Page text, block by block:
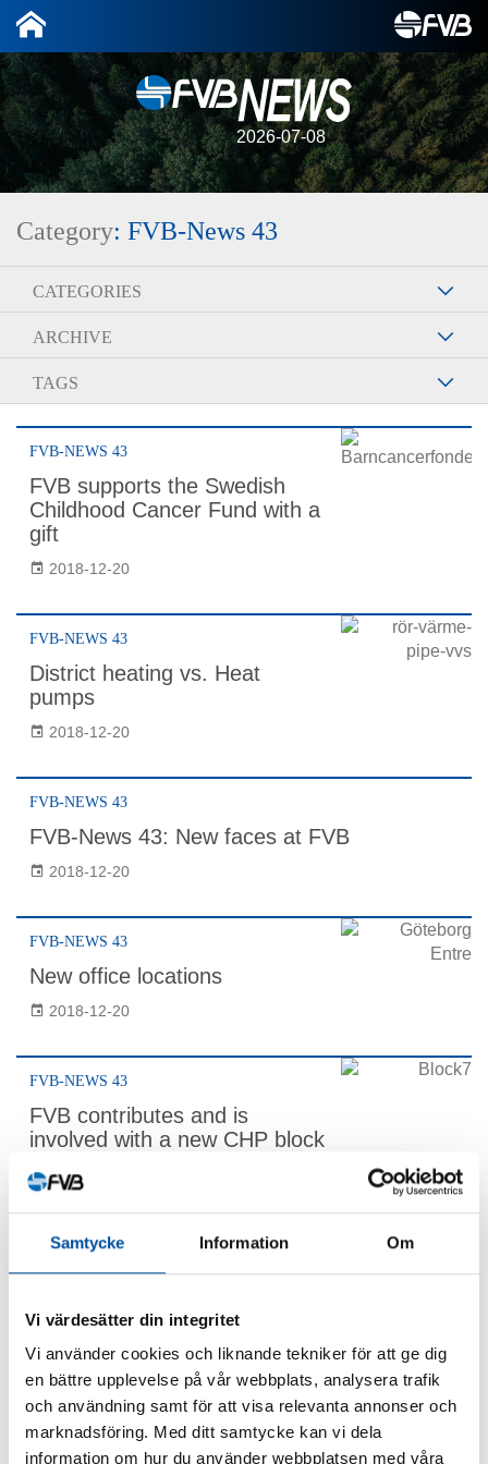
Samtycke Information Om
Vi värdesätter din integritet
Vi använder cookies och liknande tekniker för att ge dig
en bättre upplevelse på vår webbplats, analysera trafik
och användning samt för att visa relevanta annonser och
marknadsföring. Med ditt samtycke kan vi dela
information om hur du använder webbplatsen med våra
2026-07-08
Category: FVB-News 43
CATEGORIES
ARCHIVE
TAGS
FVB-NEWS 43
FVB supports the Swedish
Childhood Cancer Fund with a
gift
2018-12-20
FVB-NEWS 43
District heating vs. Heat
pumps
2018-12-20
FVB-NEWS 43
FVB-News 43: New faces at FVB
2018-12-20
FVB-NEWS 43
New office locations
2018-12-20
FVB-NEWS 43
FVB contributes and is
involved with a new CHP block
FVB-NEWS 43
yields benefits for the economy and the
environment
2018-12-20
FVB-NEWS 43